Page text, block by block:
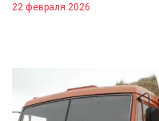
22 февраля 2026